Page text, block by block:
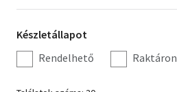
Hobbi, szabadidő
Irodalom
szűrés
Készletállapot
szűrés
Készletállapot
Rendelhető
Raktáron